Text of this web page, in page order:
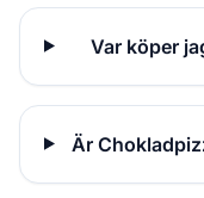
Var köper
Är